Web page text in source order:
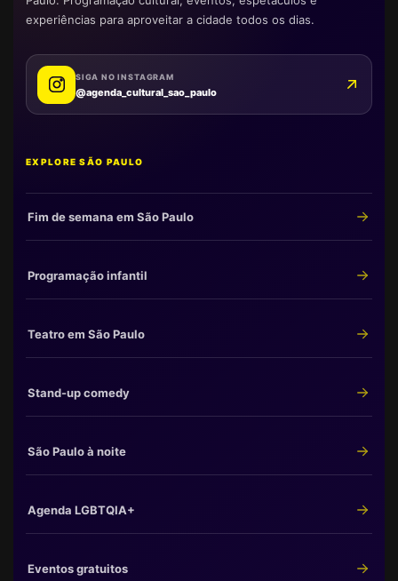
experiências para aproveitar a cidade todos os dias.
SIGA NO INSTAGRAM
@agenda_cultural_sao_paulo
EXPLORE SÃO PAULO
Fim de semana em São Paulo
Programação infantil
Teatro em São Paulo
Stand-up comedy
São Paulo à noite
Agenda LGBTQIA+
Eventos gratuitos